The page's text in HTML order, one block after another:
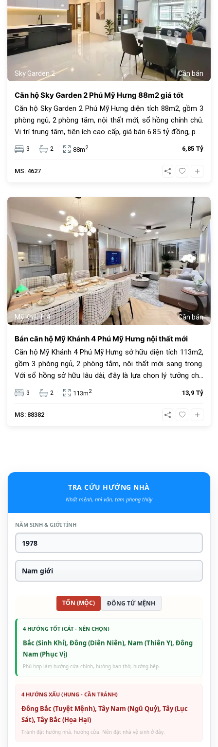
Sky Garden 2 Cần bán
Căn hộ Sky Garden 2 Phú Mỹ Hưng 88m2 giá tốt
Căn hộ Sky Garden 2 Phú Mỹ Hưng diện tích 88m2, gồm 3
phòng ngủ, 2 phòng tắm, nội thất mới, sổ hồng chính chủ.
Vị trí trung tâm, tiện ích cao cấp, giá bán 6.85 tỷ đồng, phù
hợp để ở hoặc đầu tư.
3 2 88m2 6,85 Tỷ
MS: 4627
Mỹ Khánh 4 Cần bán
Bán căn hộ Mỹ Khánh 4 Phú Mỹ Hưng nội thất mới
Căn hộ Mỹ Khánh 4 Phú Mỹ Hưng sở hữu diện tích 113m2,
gồm 3 phòng ngủ, 2 phòng tắm, nội thất mới sang trọng.
Với sổ hồng sở hữu lâu dài, đây là lựa chọn lý tưởng cho
an cư và đầu tư. Giá bán 13.9 tỷ đồng, vị trí trung tâm, tiện
ích đầy đủ.
3 2 113m2 13,9 Tỷ
MS: 88382
TRA CỨU HƯỚNG NHÀ
Nhất mệnh, nhì vận, tam phong thủy
NĂM SINH & GIỚI TÍNH
TỐN (MỘC) ĐÔNG TỨ MỆNH
4 HƯỚNG TỐT (CÁT - NÊN CHỌN)
Bắc (Sinh Khí), Đông (Diên Niên), Nam (Thiên Y), Đông
Nam (Phục Vị)
Phù hợp làm hướng cửa chính, hướng ban thờ, hướng bếp.
4 HƯỚNG XẤU (HUNG - CẦN TRÁNH)
Đông Bắc (Tuyệt Mệnh), Tây Nam (Ngũ Quỷ), Tây (Lục
Sát), Tây Bắc (Họa Hại)
Tránh đặt hướng nhà, hướng cửa. Nên đặt nhà vệ sinh ở đây.